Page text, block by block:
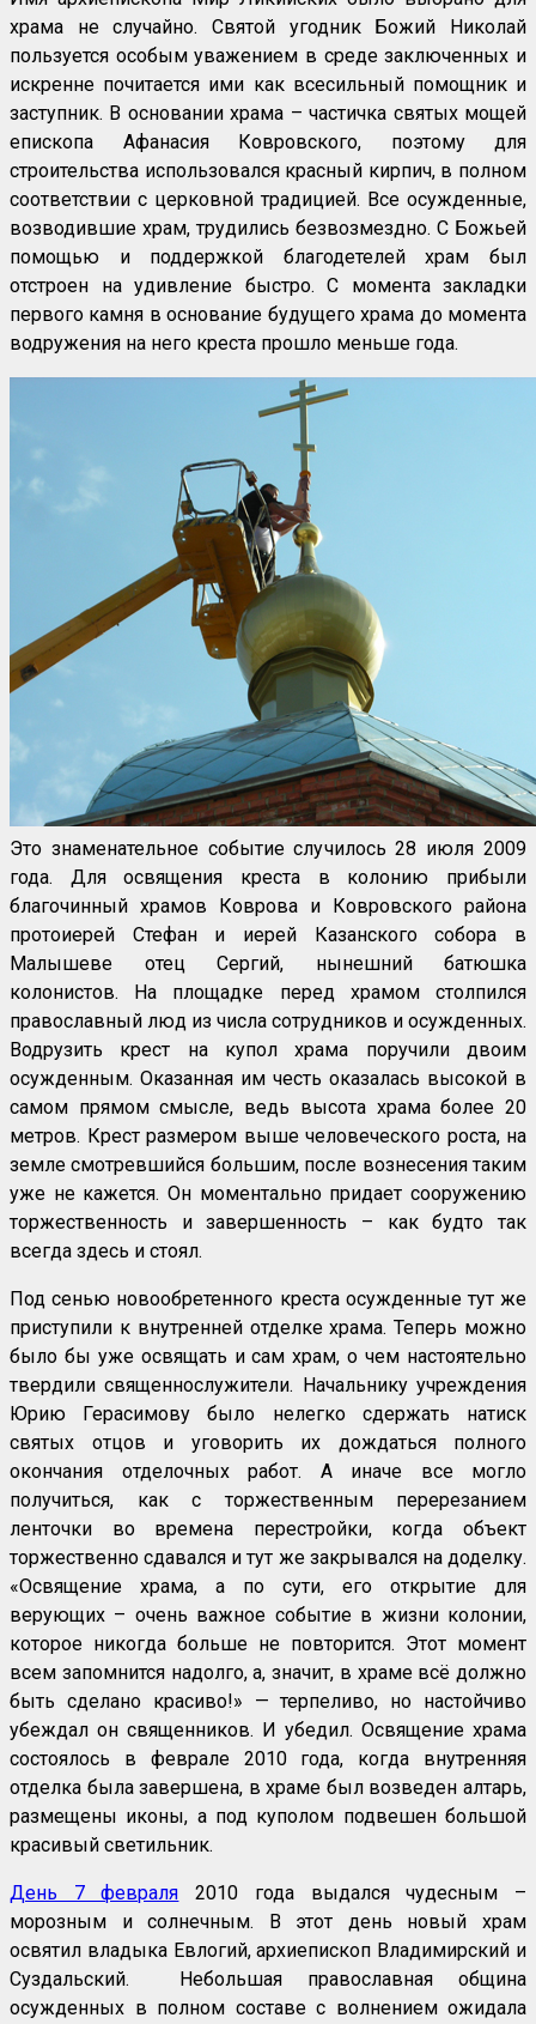
храма не случайно. Святой угодник Божий Николай
пользуется особым уважением в среде заключенных и
искренне почитается ими как всесильный помощник и
заступник. В основании храма – частичка святых мощей
епископа Афанасия Ковровского, поэтому для
строительства использовался красный кирпич, в полном
соответствии с церковной традицией. Все осужденные,
возводившие храм, трудились безвозмездно. С Божьей
помощью и поддержкой благодетелей храм был
отстроен на удивление быстро. С момента закладки
первого камня в основание будущего храма до момента
водружения на него креста прошло меньше года.
Это знаменательное событие случилось 28 июля 2009
года. Для освящения креста в колонию прибыли
благочинный храмов Коврова и Ковровского района
протоиерей Стефан и иерей Казанского собора в
Малышеве отец Сергий, нынешний батюшка
колонистов. На площадке перед храмом столпился
православный люд из числа сотрудников и осужденных.
Водрузить крест на купол храма поручили двоим
осужденным. Оказанная им честь оказалась высокой в
самом прямом смысле, ведь высота храма более 20
метров. Крест размером выше человеческого роста, на
земле смотревшийся большим, после вознесения таким
уже не кажется. Он моментально придает сооружению
торжественность и завершенность – как будто так
всегда здесь и стоял.
Под сенью новообретенного креста осужденные тут же
приступили к внутренней отделке храма. Теперь можно
было бы уже освящать и сам храм, о чем настоятельно
твердили священнослужители. Начальнику учреждения
Юрию Герасимову было нелегко сдержать натиск
святых отцов и уговорить их дождаться полного
окончания отделочных работ. А иначе все могло
получиться, как с торжественным перерезанием
ленточки во времена перестройки, когда объект
торжественно сдавался и тут же закрывался на доделку.
«Освящение храма, а по сути, его открытие для
верующих – очень важное событие в жизни колонии,
которое никогда больше не повторится. Этот момент
всем запомнится надолго, а, значит, в храме всё должно
быть сделано красиво!» — терпеливо, но настойчиво
убеждал он священников. И убедил. Освящение храма
состоялось в феврале 2010 года, когда внутренняя
отделка была завершена, в храме был возведен алтарь,
размещены иконы, а под куполом подвешен большой
красивый светильник.
День 7 февраля 2010 года выдался чудесным –
морозным и солнечным. В этот день новый храм
освятил владыка Евлогий, архиепископ Владимирский и
Суздальский. Небольшая православная община
осужденных в полном составе с волнением ожидала